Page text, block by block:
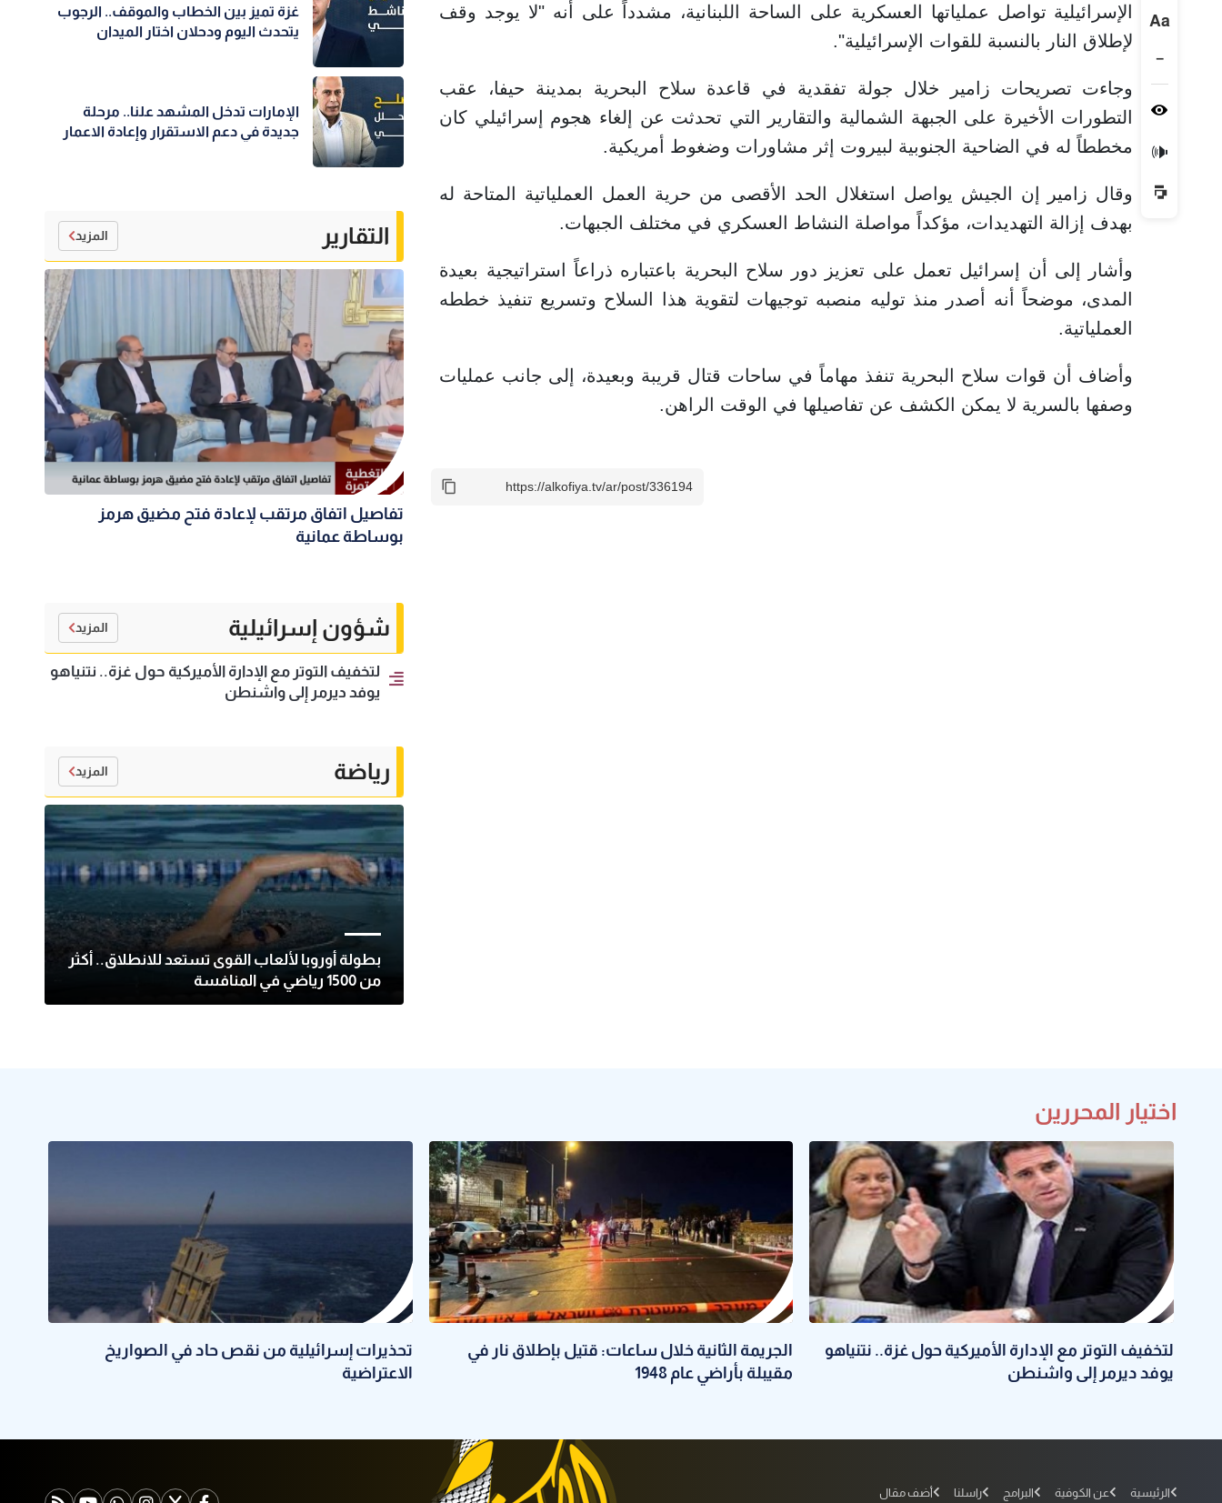
Aa
−
🔊
الإسرائيلية تواصل عملياتها العسكرية على الساحة اللبنانية، مشدداً على أنه "لا يوجد وقف
لإطلاق النار بالنسبة للقوات الإسرائيلية".
وجاءت تصريحات زامير خلال جولة تفقدية في قاعدة سلاح البحرية بمدينة حيفا، عقب
التطورات الأخيرة على الجبهة الشمالية والتقارير التي تحدثت عن إلغاء هجوم إسرائيلي كان
مخططاً له في الضاحية الجنوبية لبيروت إثر مشاورات وضغوط أمريكية.
وقال زامير إن الجيش يواصل استغلال الحد الأقصى من حرية العمل العملياتية المتاحة له
بهدف إزالة التهديدات، مؤكداً مواصلة النشاط العسكري في مختلف الجبهات.
وأشار إلى أن إسرائيل تعمل على تعزيز دور سلاح البحرية باعتباره ذراعاً استراتيجية بعيدة
المدى، موضحاً أنه أصدر منذ توليه منصبه توجيهات لتقوية هذا السلاح وتسريع تنفيذ خططه
العملياتية.
وأضاف أن قوات سلاح البحرية تنفذ مهاماً في ساحات قتال قريبة وبعيدة، إلى جانب عمليات
وصفها بالسرية لا يمكن الكشف عن تفاصيلها في الوقت الراهن.
غزة تميز بين الخطاب والموقف.. الرجوب
يتحدث اليوم ودحلان اختار الميدان
الإمارات تدخل المشهد علنا.. مرحلة
جديدة في دعم الاستقرار وإعادة الاعمار
التقارير المزيد
تفاصيل اتفاق مرتقب لإعادة فتح مضيق هرمز
بوساطة عمانية
شؤون إسرائيلية المزيد
لتخفيف التوتر مع الإدارة الأميركية حول غزة.. نتنياهو
يوفد ديرمر إلى واشنطن
رياضة المزيد
بطولة أوروبا لألعاب القوى تستعد للانطلاق.. أكثر
من 1500 رياضي في المنافسة
اختيار المحررين
لتخفيف التوتر مع الإدارة الأميركية حول غزة.. نتنياهو
يوفد ديرمر إلى واشنطن
الجريمة الثانية خلال ساعات: قتيل بإطلاق نار في
مقيبلة بأراضي عام 1948
تحذيرات إسرائيلية من نقص حاد في الصواريخ
الاعتراضية
الرئيسية عن الكوفية البرامج راسلنا أضف مقال